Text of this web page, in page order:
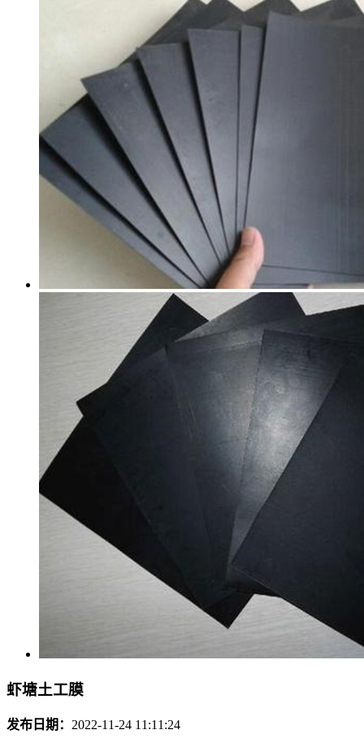
虾塘土工膜
发布日期： 2022-11-24 11:11:24